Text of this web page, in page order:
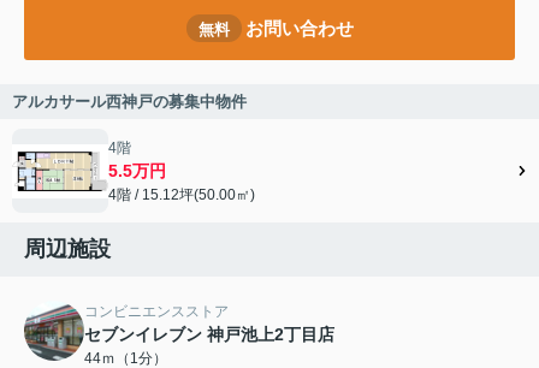
無料 お問い合わせ
アルカサール西神戸の募集中物件
4階
5.5万円
4階 / 15.12坪(50.00㎡)
周辺施設
コンビニエンスストア
セブンイレブン 神戸池上2丁目店
44ｍ（1分）